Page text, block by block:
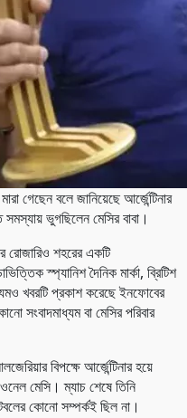
গেছেন বলে জানিয়েছে আর্জেন্টিনার
ভুগছিলেন মেসির বাবা।
রোজারিও শহরের একটি
স্প্যানিশ দৈনিক মার্কা, ব্রিটিশ
খবরটি প্রকাশ করেছে ইনফোবের
সংবাদমাধ্যম বা মেসির পরিবার
বিপক্ষে আর্জেন্টিনার হয়ে
মেসি। ম্যাচ শেষে তিনি
কোনো সম্পর্কই ছিল না।